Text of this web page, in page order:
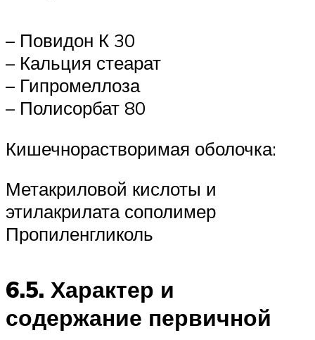
– Повидон К 30
– Кальция стеарат
– Гипромеллоза
– Полисорбат 80
Кишечнорастворимая оболочка:
Метакриловой кислоты и
этилакрилата сополимер
Пропиленгликоль
6.5. Характер и
содержание первичной